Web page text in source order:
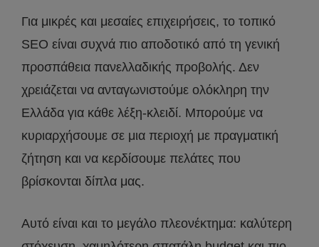
Για μικρές και μεσαίες επιχειρήσεις, το τοπικό
SEO είναι συχνά πιο αποδοτικό από τη γενική
προσπάθεια πανελλαδικής προβολής. Δεν
χρειάζεται να ανταγωνιστούμε ολόκληρη την
Ελλάδα για κάθε λέξη-κλειδί. Μπορούμε να
κυριαρχήσουμε σε μια περιοχή με πραγματική
ζήτηση και να κερδίσουμε πελάτες που
βρίσκονται δίπλα μας.
Αυτό είναι και το μεγάλο πλεονέκτημα: καλύτερη